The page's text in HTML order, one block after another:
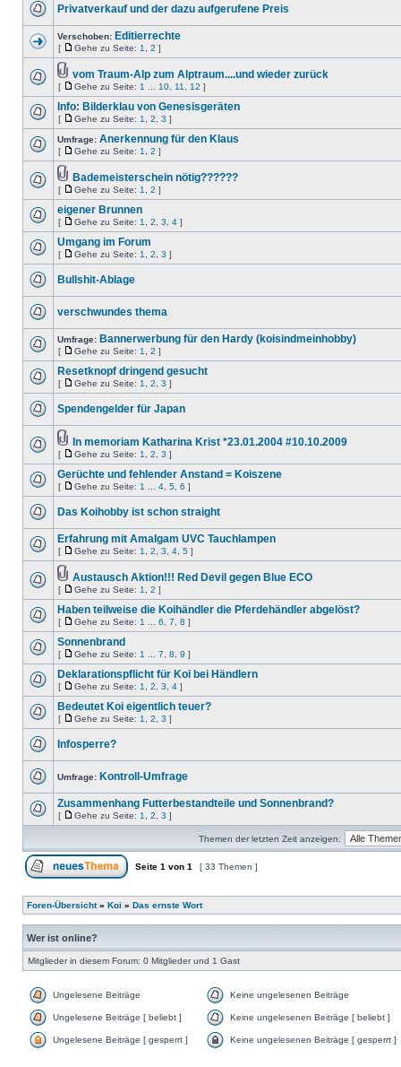
Privatverkauf und der dazu aufgerufene Preis
Verschoben: Editierrechte
[ Gehe zu Seite: 1 2 ]
vom Traum-Alp zum Alptraum....und wieder zurück
[ Gehe zu Seite: 1 10 11 12 ]
Info: Bilderklau von Genesisgeräten
[ Gehe zu Seite: 1 2 3 ]
Umfrage: Anerkennung für den Klaus
[ Gehe zu Seite: 1 2 ]
Bademeisterschein nötig??????
[ Gehe zu Seite: 1 2 ]
eigener Brunnen
[ Gehe zu Seite: 1 2 3 4 ]
Umgang im Forum
[ Gehe zu Seite: 1 2 3 ]
Bullshit-Ablage
verschwundes thema
Umfrage: Bannerwerbung für den Hardy (koisindmeinhobby)
[ Gehe zu Seite: 1 2 ]
Resetknopf dringend gesucht
[ Gehe zu Seite: 1 2 3 ]
Spendengelder für Japan
In memoriam Katharina Krist *23.01.2004 #10.10.2009
[ Gehe zu Seite: 1 2 3 ]
Gerüchte und fehlender Anstand = Koiszene
[ Gehe zu Seite: 1 4 5 6 ]
Das Koihobby ist schon straight
Erfahrung mit Amalgam UVC Tauchlampen
[ Gehe zu Seite: 1 2 3 4 5 ]
Austausch Aktion!!! Red Devil gegen Blue ECO
[ Gehe zu Seite: 1 2 ]
Haben teilweise die Koihändler die Pferdehändler abgelöst?
[ Gehe zu Seite: 1 6 7 8 ]
Sonnenbrand
[ Gehe zu Seite: 1 7 8 9 ]
Deklarationspflicht für Koi bei Händlern
[ Gehe zu Seite: 1 2 3 4 ]
Bedeutet Koi eigentlich teuer?
[ Gehe zu Seite: 1 2 3 ]
Infosperre?
Umfrage: Kontroll-Umfrage
Zusammenhang Futterbestandteile und Sonnenbrand?
[ Gehe zu Seite: 1 2 3 ]
Themen der letzten Zeit anzeigen:
Seite 1 von 1 [ 33 Themen ]
Foren-Übersicht» Koi » Das ernste Wort
Wer ist online?
Mitglieder in diesem Forum: 0 Mitglieder und 1 Gast
Ungelesene Beiträge Keine ungelesenen Beiträge
Ungelesene Beiträge [ beliebt ] Keine ungelesenen Beiträge [ beliebt ]
Ungelesene Beiträge [ gesperrt ] Keine ungelesenen Beiträge [ gesperrt ]